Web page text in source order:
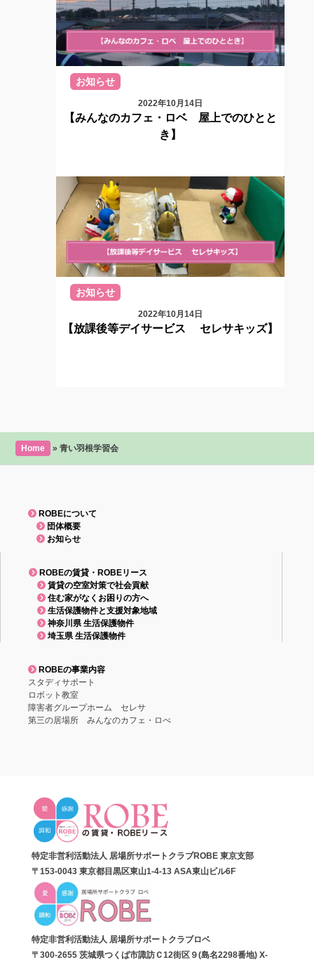
お知らせ
2022年10月14日
【みんなのカフェ・ロベ 屋上でのひとと
き】
お知らせ
2022年10月14日
【放課後等デイサービス セレサキッズ】
Home »青い羽根学習会
ROBEについて
団体概要
お知らせ
ROBEの賃貸・ROBEリース
賃貸の空室対策で社会貢献
住む家がなくお困りの方へ
生活保護物件と支援対象地域
神奈川県 生活保護物件
埼玉県 生活保護物件
ROBEの事業内容
スタディサポート
ロボット教室
障害者グループホーム セレサ
第三の居場所 みんなのカフェ・ロべ
特定非営利活動法人 居場所サポートクラブROBE 東京支部
〒153-0043 東京都目黒区東山1-4-13 ASA東山ビル6F
特定非営利活動法人 居場所サポートクラブロベ
〒300-2655 茨城県つくば市諏訪Ｃ12街区９(島名2298番地) X-